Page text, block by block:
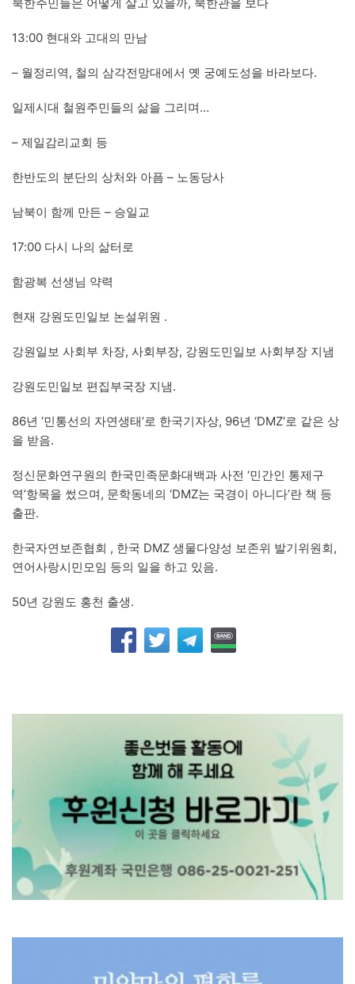
13:00 현대와 고대의 만남
– 월정리역, 철의 삼각전망대에서 옛 궁예도성을 바라보다.
일제시대 철원주민들의 삶을 그리며…
– 제일감리교회 등
한반도의 분단의 상처와 아픔 – 노동당사
남북이 함께 만든 – 승일교
17:00 다시 나의 삶터로
함광복 선생님 약력
현재 강원도민일보 논설위원 .
강원일보 사회부 차장, 사회부장, 강원도민일보 사회부장 지냄
강원도민일보 편집부국장 지냄.
86년 ‘민통선의 자연생태’로 한국기자상, 96년 ‘DMZ’로 같은 상
을 받음.
정신문화연구원의 한국민족문화대백과 사전 ‘민간인 통제구
역’항목을 썼으며, 문학동네의 ‘DMZ는 국경이 아니다’란 책 등
출판.
한국자연보존협회 , 한국 DMZ 생물다양성 보존위 발기위원회,
연어사랑시민모임 등의 일을 하고 있음.
50년 강원도 홍천 출생.